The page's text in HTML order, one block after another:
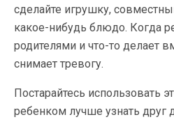
сделайте игрушку,
какое-нибудь блюдо. Когда
родителями и что-то делает
снимает тревогу.
Постарайтесь использовать
ребенком лучше узнать друг